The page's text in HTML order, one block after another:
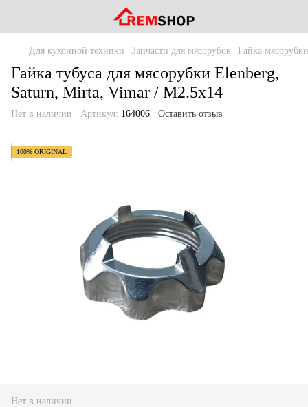
Для кухонной техники Запчасти для мясорубок Гайка мясорубки
Гайка тубуса для мясорубки Elenberg,
Saturn, Mirta, Vimar / М2.5x14
Нет в наличии Артикул: 164006 Оставить отзыв
100% ORIGINAL
Нет в наличии